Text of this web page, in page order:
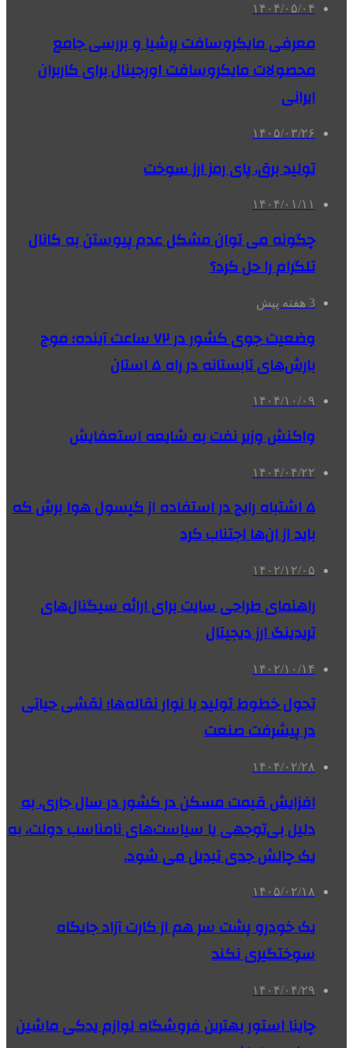
۱۴۰۴/۰۵/۰۴
معرفی مایکروسافت پرشیا و بررسی جامع
محصولات مایکروسافت اورجینال برای کاربران
ایرانی
۱۴۰۵/۰۳/۲۶
تولید برق، پای رمز ارز سوخت
۱۴۰۴/۰۱/۱۱
چگونه می توان مشکل عدم پیوستن به کانال
تلگرام را حل کرد؟
3 هفته پیش
وضعیت جوی کشور در ۷۲ ساعت آینده؛ موج
بارش‌های تابستانه در راه ۵ استان
۱۴۰۴/۱۰/۰۹
واکنش وزیر نفت به شایعه استعفایش
۱۴۰۴/۰۴/۲۲
۵ اشتباه رایج در استفاده از کپسول هوا برش که
باید از ان‌ها اجتناب کرد
۱۴۰۲/۱۲/۰۵
راهنمای طراحی سایت برای ارائه سیگنال‌های
تریدینگ ارز دیجیتال
۱۴۰۲/۱۰/۱۴
تحول خطوط تولید با نوار نقاله‌ها؛ نقشی حیاتی
در پیشرفت صنعت
۱۴۰۴/۰۲/۲۸
افزایش قیمت مسکن در کشور در سال جاری، به
دلیل بی‌توجهی یا سیاست‌های نامناسب دولت، به
یک چالش جدی تبدیل می شود.
۱۴۰۵/۰۲/۱۸
یک خودرو پشت سر هم از کارت آزاد جایگاه
سوختگیری نکند
۱۴۰۴/۰۴/۲۹
چاینا استور بهترین فروشگاه لوازم یدکی ماشین